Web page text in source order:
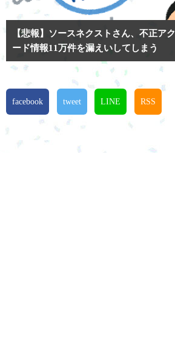
【悲報】ソースネクストさん、不正ア
ード情報11万件を漏えいしてしまう
facebook tweet LINE RSS